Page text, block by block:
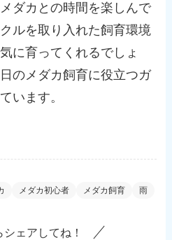
ダカとの時間を楽しんで
ルを取り入れた飼育環境
に育ってくれるでしょ
のメダカ飼育に役立つガ
います。
メダカ初心者 メダカ飼育 雨
ェアしてね！